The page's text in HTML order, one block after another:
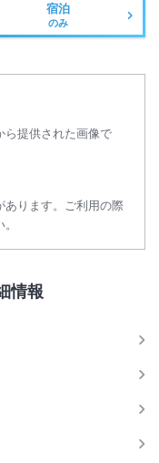
宿泊
のみ
ら提供された画像で
あります。ご利用の際
情報